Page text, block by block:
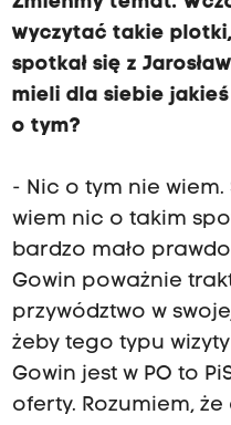
wyczytać takie plotki,
spotkał się z
mieli dla siebie
o tym?
- Nic o tym nie wiem.
wiem nic o takim
bardzo mało
Gowin poważnie
przywództwo w
żeby tego typu
Gowin jest w PO to
oferty. Rozumiem,